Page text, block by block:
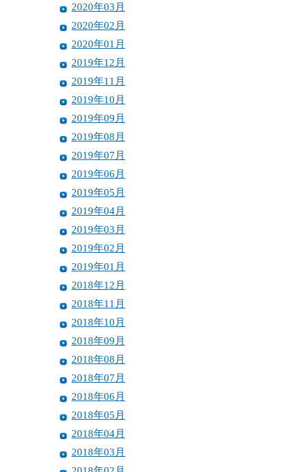
2020年03月
2020年02月
2020年01月
2019年12月
2019年11月
2019年10月
2019年09月
2019年08月
2019年07月
2019年06月
2019年05月
2019年04月
2019年03月
2019年02月
2019年01月
2018年12月
2018年11月
2018年10月
2018年09月
2018年08月
2018年07月
2018年06月
2018年05月
2018年04月
2018年03月